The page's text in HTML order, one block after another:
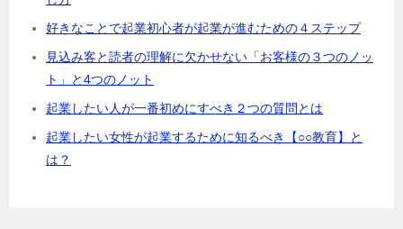
好きなことで起業初心者が起業が進むための４ステップ
見込み客と読者の理解に欠かせない「お客様の３つのノッ
ト」と4つのノット
起業したい人が一番初めにすべき２つの質問とは
起業したい女性が起業するために知るべき【○○教育】と
は？